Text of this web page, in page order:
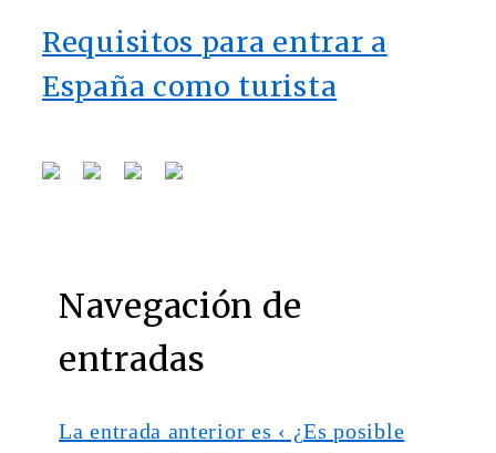
Requisitos para entrar a
España como turista
Navegación de
entradas
La entrada anterior es ‹ ¿Es posible